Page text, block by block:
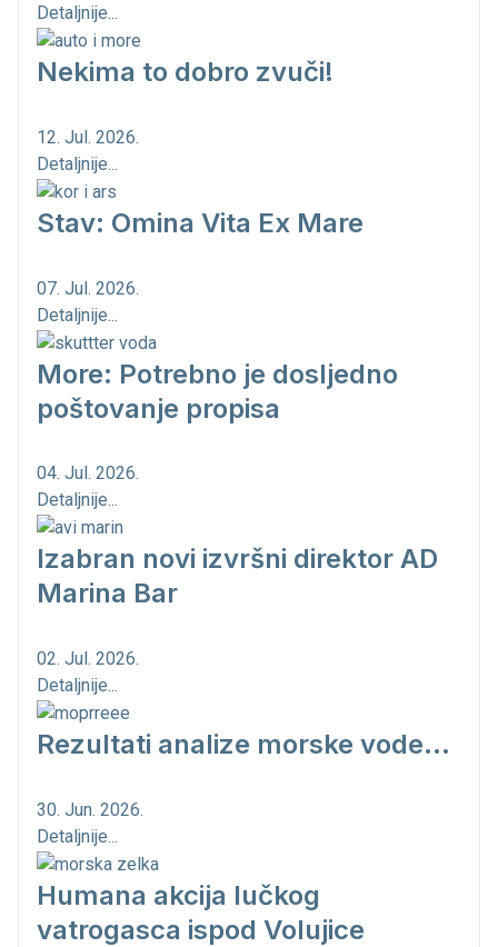
Detaljnije...
Nekima to dobro zvuči!
12. Jul. 2026.
Detaljnije...
Stav: Omina Vita Ex Mare
07. Jul. 2026.
Detaljnije...
More: Potrebno je dosljedno
poštovanje propisa
04. Jul. 2026.
Detaljnije...
Izabran novi izvršni direktor AD
Marina Bar
02. Jul. 2026.
Detaljnije...
Rezultati analize morske vode...
30. Jun. 2026.
Detaljnije...
Humana akcija lučkog
vatrogasca ispod Volujice